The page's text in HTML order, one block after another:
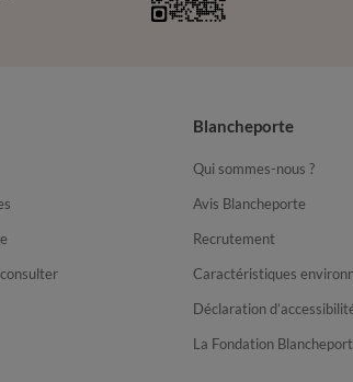
Blancheporte
Qui sommes-nous ?
Avis Blancheporte
Recrutement
Caractéristiques
Déclaration
La Fondation